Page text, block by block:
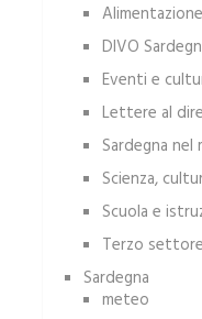
DIVO
Eventi e
Lettere al
Sardegna nel
Scienza,
Scuola e
Terzo settore
Sardegna
meteo